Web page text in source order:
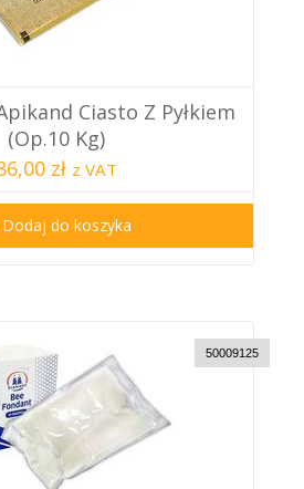
Ciasto Z Pyłkiem
(op.10 Kg)
zł z VAT
Dodaj do koszyka
50009125